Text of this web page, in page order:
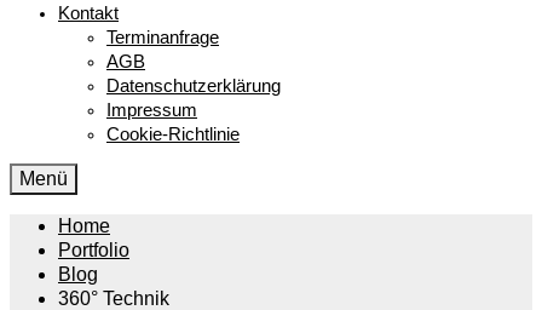
Kontakt
Terminanfrage
AGB
Datenschutzerklärung
Impressum
Cookie-Richtlinie
Menü
Home
Portfolio
Blog
360° Technik